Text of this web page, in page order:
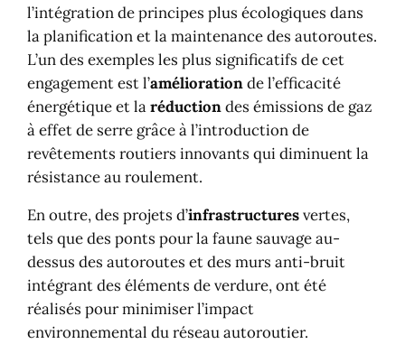
l’intégration de principes plus écologiques dans
la planification et la maintenance des autoroutes.
L’un des exemples les plus significatifs de cet
engagement est l’améliorationde l’efficacité
énergétique et laréductiondes émissions de gaz
à effet de serre grâce à l’introduction de
revêtements routiers innovants qui diminuent la
résistance au roulement.
En outre, des projets d’infrastructuresvertes,
tels que des ponts pour la faune sauvage au-
dessus des autoroutes et des murs anti-bruit
intégrant des éléments de verdure, ont été
réalisés pour minimiser l’impact
environnemental du réseau autoroutier.